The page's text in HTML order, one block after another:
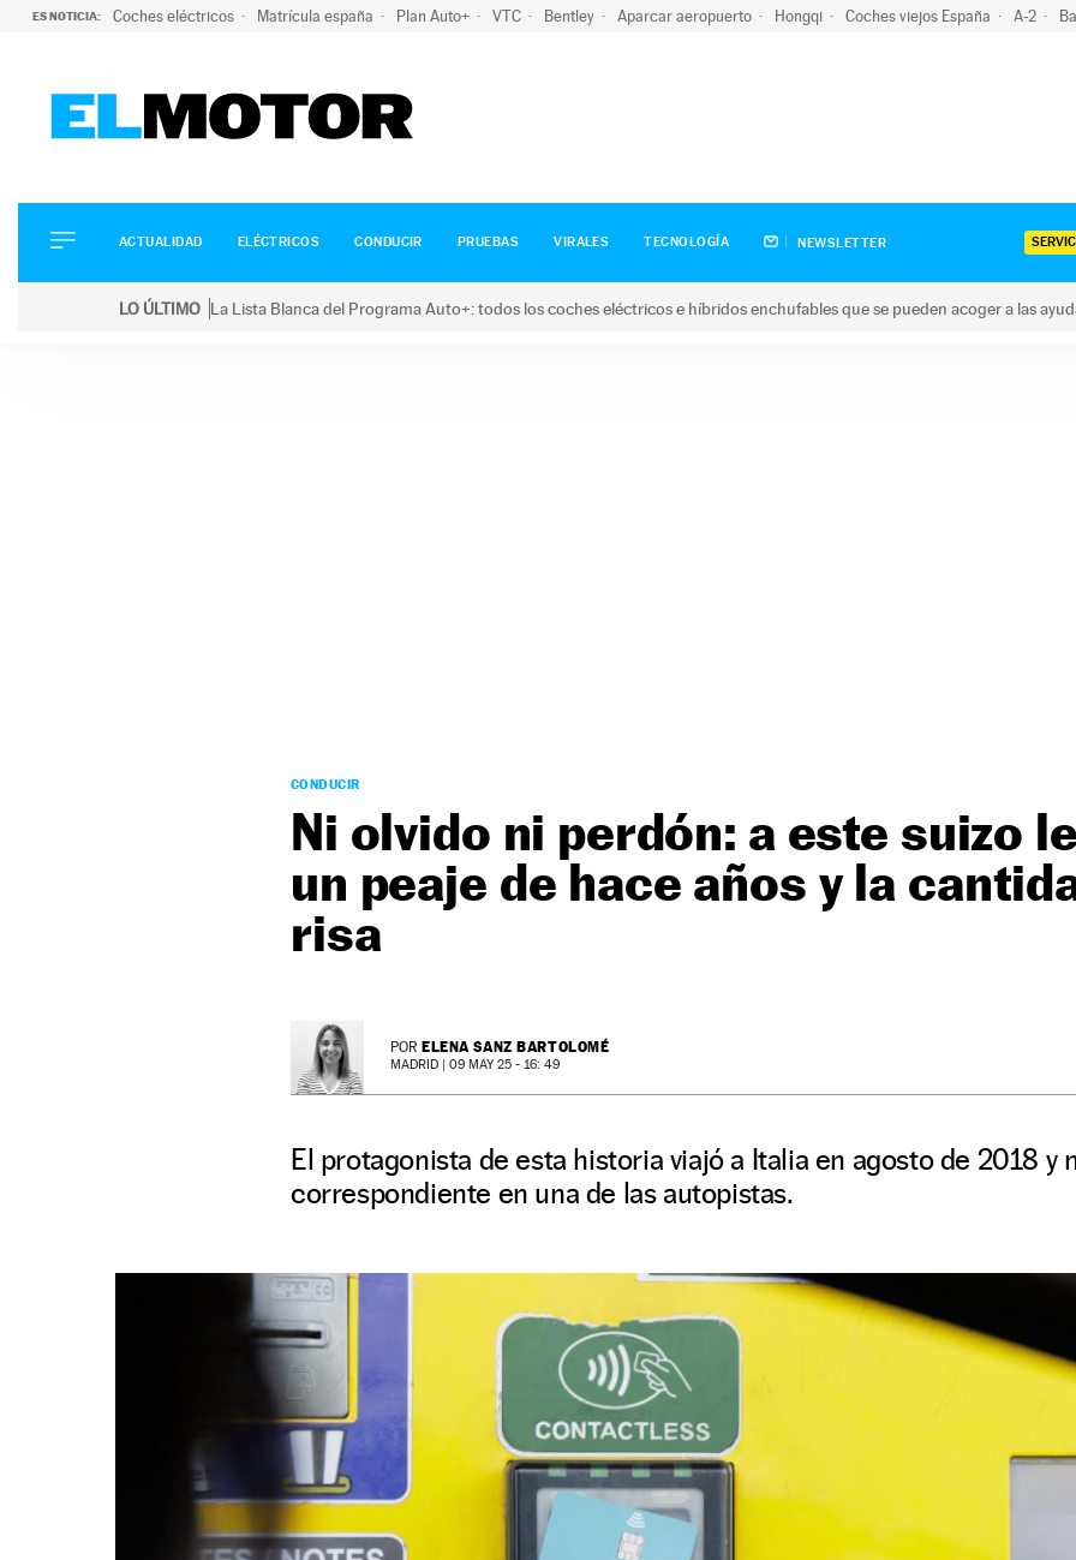
ES NOTICIA: Coches eléctricos Matrícula españa Plan Auto+ VTC Bentley Aparcar aeropuerto Hongqi Coches viejos España A-2
ELÉCTRICOS
CONDUCIR
ACTUALIDAD ELÉCTRICOS CONDUCIR PRUEBAS VIRALES TECNOLOGÍA NEWSLETTER
LO ÚLTIMO La Lista Blanca del Programa Auto+: todos los coches eléctricos e híbridos enchufables que se pueden acoger a las
CONDUCIR
Ni olvido ni perdón: a este suizo
un peaje de hace años y la
risa
POR ELENA SANZ BARTOLOMÉ
MADRID | 09 MAY 25 - 16: 49
El protagonista de esta historia viajó a Italia en agosto de 2018 y
correspondiente en una de las autopistas.